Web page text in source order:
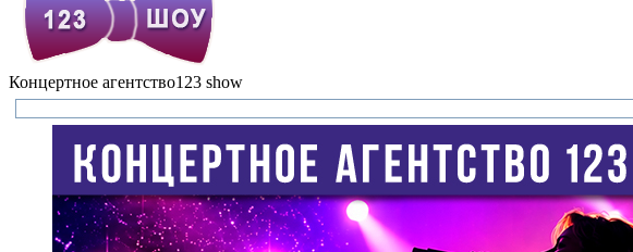
Концертное агентство123 show